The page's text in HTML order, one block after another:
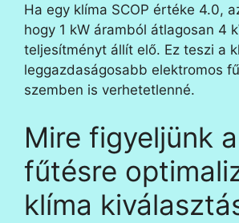
Ha egy klíma SCOP értéke 4.0,
hogy 1 kW áramból átlagosan 4
teljesítményt állít elő. Ez teszi a
leggazdaságosabb elektromos
szemben is verhetetlenné.
Mire figyeljünk a
fűtésre
klíma